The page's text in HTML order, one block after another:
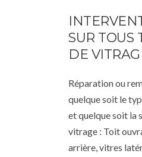
SUR TOUS
DE
Réparation ou
quelque soit le
et quelque soit la
vitrage : Toit
arrière, vitres